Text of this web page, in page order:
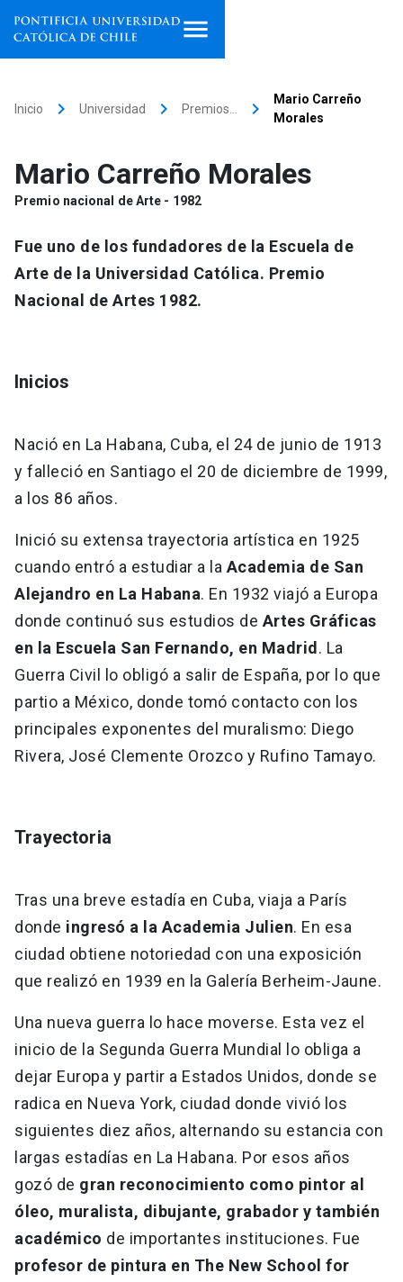
Facultades, escuelas e
institutos
Investigación
Internacionalización launch
Vinculación
Información para keyboard_arrow_down
Futuros estudiantes
Estudiantes
Académicos
Personal
Alumni launch
Padres y familia
Go to english site
Admisión
Mi Cuenta UC launch
Correo UC launch
Mi Portal UC launch
Medios Biblioteca launch
Inicio keyboard_arrow_right Universidad keyboard_arrow_right Premios… keyboard_arrow_right
Mario Carreño
Morales
Mario Carreño Morales
Premio nacional de Arte - 1982
Fue uno de los fundadores de la Escuela de
Arte de la Universidad Católica. Premio
Nacional de Artes 1982.
Inicios
Nació en La Habana, Cuba, el 24 de junio de 1913
y falleció en Santiago el 20 de diciembre de 1999,
a los 86 años.
Inició su extensa trayectoria artística en 1925
cuando entró a estudiar a la Academia de San
Alejandro en La Habana. En 1932 viajó a Europa
donde continuó sus estudios de Artes Gráficas
en la Escuela San Fernando, en Madrid . La
Guerra Civil lo obligó a salir de España, por lo que
partio a México, donde tomó contacto con los
principales exponentes del muralismo: Diego
Rivera, José Clemente Orozco y Rufino Tamayo.
Trayectoria
Tras una breve estadía en Cuba, viaja a París
donde ingresó a la Academia Julien. En esa
ciudad obtiene notoriedad con una exposición
que realizó en 1939 en la Galería Berheim-Jaune.
Una nueva guerra lo hace moverse. Esta vez el
inicio de la Segunda Guerra Mundial lo obliga a
dejar Europa y partir a Estados Unidos, donde se
radica en Nueva York, ciudad donde vivió los
siguientes diez años, alternando su estancia con
largas estadías en La Habana. Por esos años
gozó de gran reconocimiento como pintor al
óleo, muralista, dibujante, grabador y también
académico de importantes instituciones. Fue
profesor de pintura en The New School for